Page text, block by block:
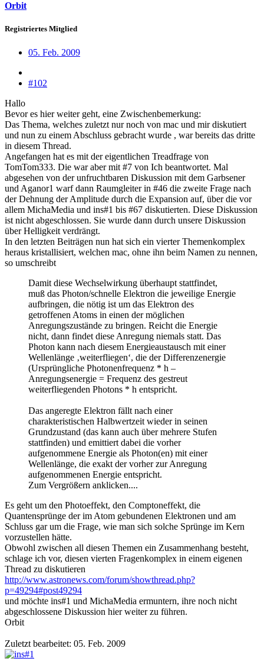
Orbit
Registriertes Mitglied
05. Feb. 2009
#102
Hallo
Bevor es hier weiter geht, eine Zwischenbemerkung:
Das Thema, welches zuletzt nur noch von mac und mir diskutiert
und nun zu einem Abschluss gebracht wurde , war bereits das dritte
in diesem Thread.
Angefangen hat es mit der eigentlichen Treadfrage von
TomTom333. Die war aber mit #7 von Ich beantwortet. Mal
abgesehen von der unfruchtbaren Diskussion mit dem Garbsener
und Aganor1 warf dann Raumgleiter in #46 die zweite Frage nach
der Dehnung der Amplitude durch die Expansion auf, über die vor
allem MichaMedia und ins#1 bis #67 diskutierten. Diese Diskussion
ist nicht abgeschlossen. Sie wurde dann durch unsere Diskussion
über Helligkeit verdrängt.
In den letzten Beiträgen nun hat sich ein vierter Themenkomplex
heraus kristallisiert, welchen mac, ohne ihn beim Namen zu nennen,
so umschreibt
Damit diese Wechselwirkung überhaupt stattfindet,
muß das Photon/schnelle Elektron die jeweilige Energie
aufbringen, die nötig ist um das Elektron des
getroffenen Atoms in einen der möglichen
Anregungszustände zu bringen. Reicht die Energie
nicht, dann findet diese Anregung niemals statt. Das
Photon kann nach diesem Energieaustausch mit einer
Wellenlänge ‚weiterfliegen‘, die der Differenzenergie
(Ursprüngliche Photonenfrequenz * h –
Anregungsenergie = Frequenz des gestreut
weiterfliegenden Photons * h entspricht.
Das angeregte Elektron fällt nach einer
charakteristischen Halbwertzeit wieder in seinen
Grundzustand (das kann auch über mehrere Stufen
stattfinden) und emittiert dabei die vorher
aufgenommene Energie als Photon(en) mit einer
Wellenlänge, die exakt der vorher zur Anregung
aufgenommenen Energie entspricht.
Zum Vergrößern anklicken....
Es geht um den Photoeffekt, den Comptoneffekt, die
Quantensprünge der im Atom gebundenen Elektronen und am
Schluss gar um die Frage, wie man sich solche Sprünge im Kern
vorzustellen hätte.
Obwohl zwischen all diesen Themen ein Zusammenhang besteht,
schlage ich vor, diesen vierten Fragenkomplex in einem eigenen
Thread zu diskutieren
http://www.astronews.com/forum/showthread.php?
p=49294#post49294
und möchte ins#1 und MichaMedia ermuntern, ihre noch nicht
abgeschlossene Diskussion hier weiter zu führen.
Orbit
Zuletzt bearbeitet: 05. Feb. 2009